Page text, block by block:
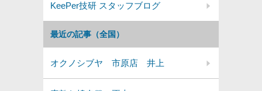
最近の記事（全国）
オクノシブヤ 市原店 井上
KeePer技研 スタッフブログ